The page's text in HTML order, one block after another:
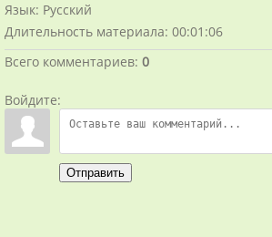
Язык: Русский
Длительность материала: 00:01:06
Всего комментариев: 0
Войдите:
Отправить